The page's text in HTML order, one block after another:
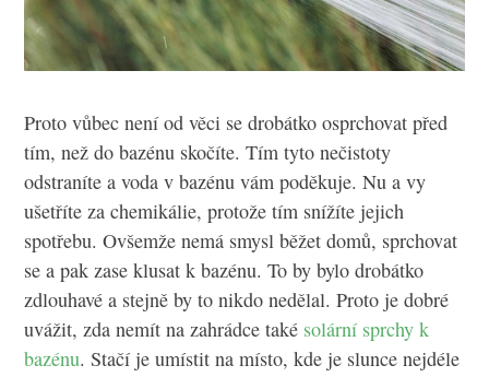
Proto vůbec není od věci se drobátko osprchovat před
tím, než do bazénu skočíte. Tím tyto nečistoty
odstraníte a voda v bazénu vám poděkuje. Nu a vy
ušetříte za chemikálie, protože tím snížíte jejich
spotřebu. Ovšemže nemá smysl běžet domů, sprchovat
se a pak zase klusat k bazénu. To by bylo drobátko
zdlouhavé a stejně by to nikdo nedělal. Proto je dobré
uvážit, zda nemít na zahrádce také solární sprchy k
bazénu. Stačí je umístit na místo, kde je slunce nejdéle